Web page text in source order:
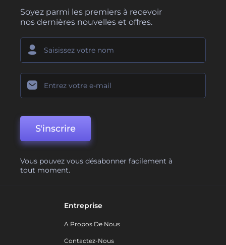
Soyez parmi les premiers à recevoir
nos dernières nouvelles et offres.
S'inscrire
Vous pouvez vous désabonner facilement à
tout moment.
Entreprise
A Propos De Nous
Contactez-Nous